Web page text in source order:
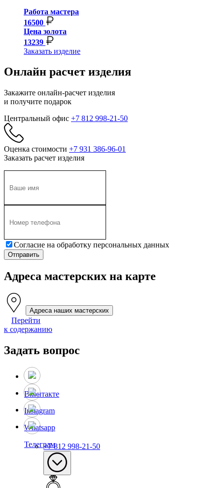
Работа мастера
16500
Цена золота
13239
Заказать изделие
Онлайн расчет изделия
Закажите онлайн-расчет изделия
и получите подарок
Центральный офис +7 812 998-21-50
Оценка стоимости +7 931 386-96-01
Заказать расчет изделия
Согласие на обработку персональных данных
Адреса мастерских на карте
Адреса наших мастерских
Перейти
к содержанию
Задать вопрос
Вконтакте
Instagram
Whatsapp
Телеграм+7 812 998-21-50